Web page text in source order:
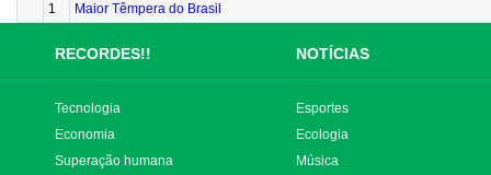
1
Maior Têmpera do Brasil
RECORDES!! NOTÍCIAS
Tecnologia
Economia
Superação humana
Esportes
Ecologia
Música